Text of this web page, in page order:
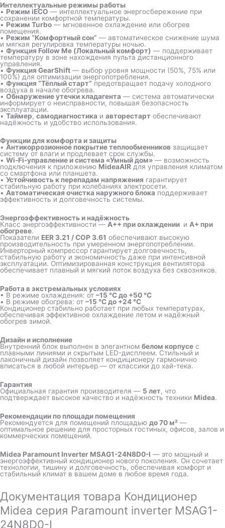
Интеллектуальные режимы работы
• Режим iECO — интеллектуальное энергосбережение при
сохранении комфортной температуры.
• Режим Turbo — мгновенное охлаждение или обогрев
помещения.
• Режим “Комфортный сон” — автоматическое снижение шума
и мягкая регулировка температуры ночью.
• Функция Follow Me (Локальный комфорт) — поддерживает
температуру в зоне нахождения пульта дистанционного
управления.
• Функция GearShift — выбор уровня мощности (50%, 75% или
100%) для оптимизации энергопотребления.
• Функция “Тёплый старт” предотвращает подачу холодного
воздуха в начале обогрева.
• Обнаружение утечки хладагента — система автоматически
информирует о неисправности, повышая безопасность
эксплуатации.
• Таймер, самодиагностика и авторестарт обеспечивают
надёжность и удобство использования.
Функции для комфорта и защиты
• Антикоррозионное покрытие теплообменников защищает
систему от влаги и продлевает срок службы.
• Wi-Fi-управление и система «Умный дом» — возможность
подключения к приложению MideaAIR для управления климатом
со смартфона или планшета.
• Устойчивость к перепадам напряжения гарантирует
стабильную работу при колебаниях электросети.
• Автоматическая очистка наружного блока поддерживает
эффективность и долговечность системы.
Энергоэффективность и надёжность
Класс энергоэффективности — A++ при охлаждении и A+ при
обогреве.
Показатели EER 3.21 / COP 3.61 обеспечивают высокую
производительность при умеренном энергопотреблении.
Инверторный компрессор гарантирует долговечность,
стабильную работу и экономичность даже при интенсивной
эксплуатации. Оптимизированная конструкция вентилятора
обеспечивает плавный и мягкий поток воздуха без сквозняков.
Работа в экстремальных условиях
• В режиме охлаждения: от –15 °C до +50 °C
• В режиме обогрева: от –15 °C до +24 °C
Кондиционер стабильно работает при любых температурах,
обеспечивая эффективное охлаждение летом и надёжный
обогрев зимой.
Дизайн и исполнение
Внутренний блок выполнен в элегантном белом корпусе с
плавными линиями и скрытым LED-дисплеем. Стильный и
лаконичный дизайн позволяет кондиционеру гармонично
вписаться в любой интерьер — от классики до хай-тека.
Гарантия
Официальная гарантия производителя — 5 лет, что
подтверждает высокое качество и надёжность техники Midea.
Рекомендации по площади помещения
Рекомендуется для помещений площадью до 70 м² —
оптимальное решение для просторных гостиных, офисов, залов и
коммерческих помещений.
Midea Paramount Inverter MSAG1-24N8D0-I — это мощный и
энергоэффективный кондиционер нового поколения. Он сочетает
технологии, тишину и долговечность, обеспечивая комфорт и
стабильный климат в вашем доме в любое время года.
Документация товара Кондиционер
Midea серия Paramount inverter MSAG1-
24N8D0-I